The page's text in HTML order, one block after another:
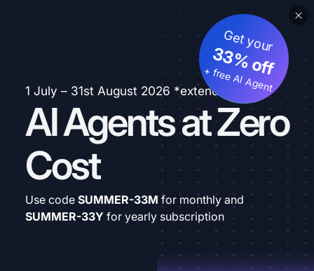
1 July – 31st August 2026 *extended
AI Agents at Zero
Cost
Get your
33% off
+ free AI Agent
Use code SUMMER-33M for monthly and
SUMMER-33Y for yearly subscription